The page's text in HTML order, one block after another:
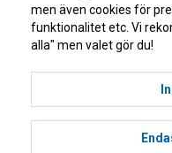
© 2001–2026
men även cookies för
funktionalitet etc. Vi
alla" men valet gör du!